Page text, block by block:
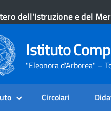
dell'Istruzione e del
Istituto
"Eleonora d'Arborea" –
Circolari